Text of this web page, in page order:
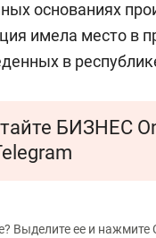
основаниях
имела место в
в
БИЗНЕС
Выделите ее и нажмите